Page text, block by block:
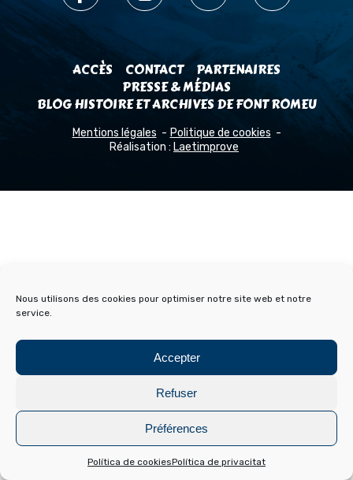
Nous utilisons des cookies pour optimiser notre site web et notre
service.
Accepter
Refuser
Préférences
Política de cookiesPolítica de privacitat
ACCÈS CONTACT
PARTENAIRES
PRESSE & MÉDIAS
BLOG HISTOIRE ET ARCHIVES DE FONT ROMEU
Mentions légales
Politique de cookies
Réalisation : Laetimprove